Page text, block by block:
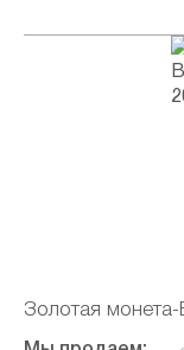
Золотая